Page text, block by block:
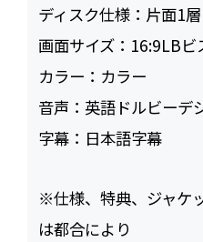
ディスク仕様： 片面1層
画面サイズ： 16:9LBビ
カラー： カラー
音声： 英語ドルビーデ
字幕： 日本語字幕
※仕様、特典、ジャケ
は都合により